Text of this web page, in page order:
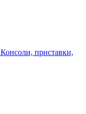
Консоли, приставки,